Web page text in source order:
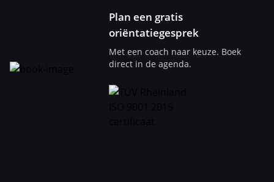
Plan een gratis
oriëntatiegesprek
Met een coach naar keuze. Boek
direct in de agenda.